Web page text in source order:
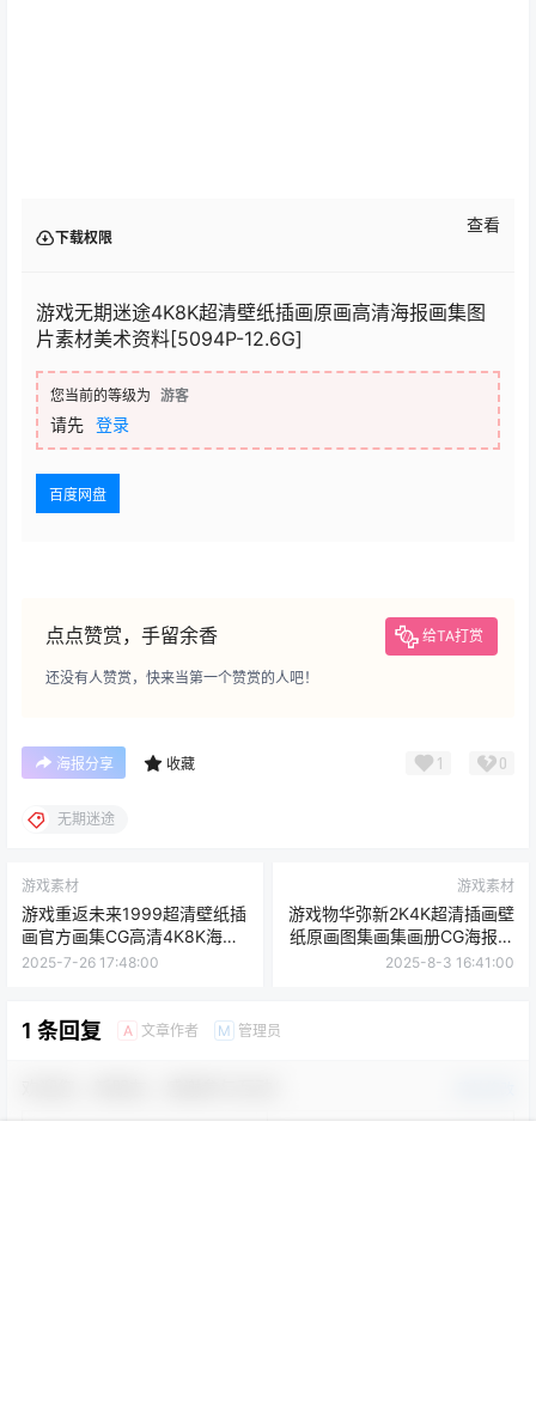
下载权限
查看
游戏无期迷途4K8K超清壁纸插画原画高清海报画集图
片素材美术资料[5094P-12.6G]
您当前的等级为 游客
请先 登录
百度网盘
点点赞赏，手留余香 给TA打赏
还没有人赞赏，快来当第一个赞赏的人吧！
海报分享 收藏 1 0
无期迷途
游戏素材
游戏重返未来1999超清壁纸插
画官方画集CG高清4K8K海报
图片素材[5290P-7.95G]
2025-7-26 17:48:00
游戏素材
游戏物华弥新2K4K超清插画壁
纸原画图集画集画册CG海报图
片素材[1358P-2.33G]
2025-8-3 16:41:00
1 条回复 A 文章作者 M 管理员